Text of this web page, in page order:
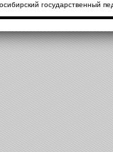
государственный